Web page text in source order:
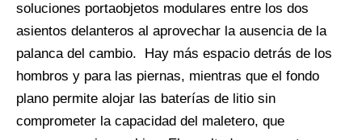
soluciones portaobjetos modulares entre los dos
asientos delanteros al aprovechar la ausencia de la
palanca del cambio.
Hay más espacio detrás de los
hombros y para las piernas, mientras que el fondo
plano permite alojar las baterías de litio sin
comprometer la capacidad del maletero, que